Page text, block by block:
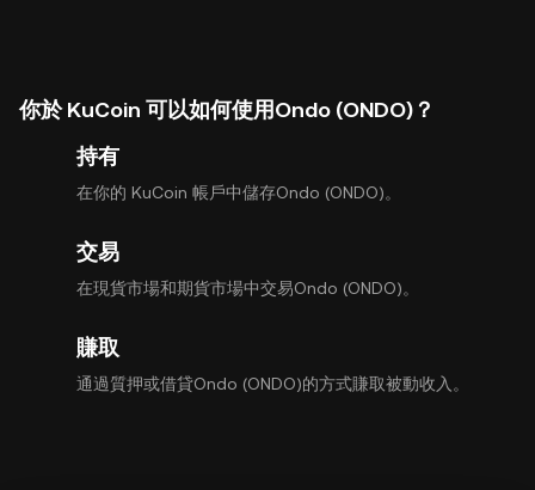
你於 KuCoin 可以如何使用Ondo (ONDO)？
持有
在你的 KuCoin 帳戶中儲存Ondo (ONDO)。
交易
在現貨市場和期貨市場中交易Ondo (ONDO)。
賺取
通過質押或借貸Ondo (ONDO)的方式賺取被動收入。